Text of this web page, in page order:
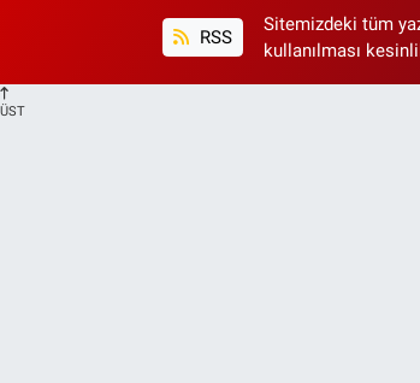
RSS
Sitemizdeki tüm
kullanılması
ÜST